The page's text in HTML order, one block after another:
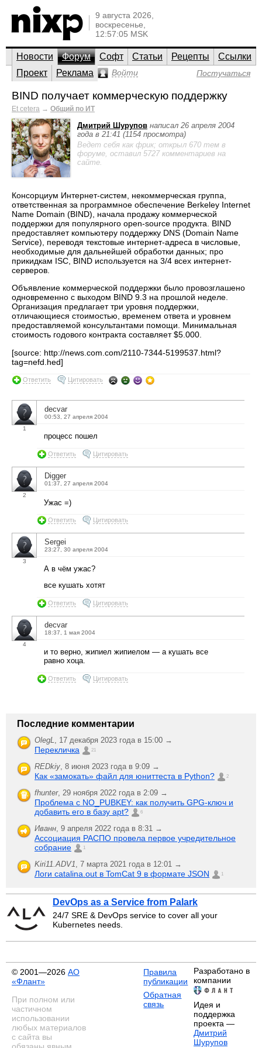
9 августа 2026,
воскресенье,
12:57:05 MSK
Новости Форум Софт Статьи Рецепты
Ссылки
Проект
Реклама Войти Постучаться
BIND получает коммерческую поддержку
Et cetera → Общий по ИТ
Дмитрий Шурупов написал 26 апреля 2004
года в 21:41 (1154 просмотра)
Ведет себя как фрик; открыл 670 тем в
форуме, оставил 5727 комментариев на
сайте.
Консорциум Интернет-систем, некоммерческая группа,
ответственная за программное обеспечение Berkeley Internet
Name Domain (BIND), начала продажу коммерческой
поддержки для популярного open-source продукта. BIND
предоставляет компьютеру поддержку DNS (Domain Name
Service), переводя текстовые интернет-адреса в числовые,
необходимые для дальнейшей обработки данных; про
прикидкам ISC, BIND используется на 3/4 всех интернет-
серверов.
Объявление коммерческой поддержки было провозглашено
одновременно с выходом BIND 9.3 на прошлой неделе.
Организация предлагает три уровня поддержки,
отличающиеся стоимостью, временем ответа и уровнем
предоставляемой консультантами помощи. Минимальная
стоимость годового контракта составляет $5.000.
[source: http://news.com.com/2110-7344-5199537.html?
tag=nefd.hed]
Ответить Цитировать
1
decvar
00:53, 27 апреля 2004
процесс пошел
Ответить Цитировать
2
Digger
01:37, 27 апреля 2004
Ужас =)
Ответить Цитировать
3
Sergei
23:27, 30 апреля 2004
А в чём ужас?
все кушать хотят
Ответить Цитировать
4
decvar
18:37, 1 мая 2004
и то верно, жипиел жипиелом — а кушать все
равно хоца.
Ответить Цитировать
Последние комментарии
OlegL 17 декабря 2023 года в 15:00 →
Перекличка 21
REDkiy 8 июня 2023 года в 9:09 →
Как «замокать» файл для юниттеста в Python? 2
fhunter, 29 ноября 2022 года в 2:09 →
Проблема с NO_PUBKEY: как получить GPG-ключ и
добавить его в базу apt?
6
Иванн 9 апреля 2022 года в 8:31 →
Ассоциация РАСПО провела первое учредительное
собрание
1
Kiri11.ADV1 7 марта 2021 года в 12:01 →
Логи catalina.out в TomCat 9 в формате JSON 1
DevOps as a Service from Palark
24/7 SRE & DevOps service to cover all your
Kubernetes needs.
© 2001—2026 АО
«Флант»
При полном или
частичном
использовании
любых материалов
с сайта вы
обязаны явным
Правила
публикации
Обратная
связь
Разработано в
компании
Идея и
поддержка
проекта —
Дмитрий
Шурупов